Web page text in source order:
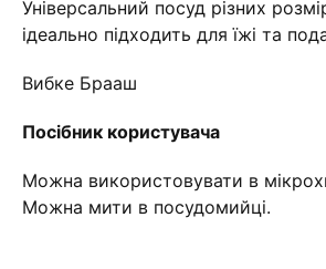
Універсальний посуд різних
ідеально підходить для їжі та
Вибке Брааш
Посібник користувача
Можна використовувати в
Можна мити в посудомийці.